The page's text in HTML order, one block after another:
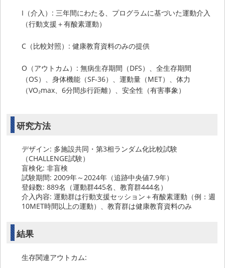
I（介入）: 三年間にわたる、プログラムに基づいた運動介入
（行動支援＋有酸素運動）
C（比較対照）: 健康教育資料のみの提供
O（アウトカム）: 無病生存期間（DFS）、全生存期間
（OS）、身体機能（SF-36）、運動量（MET）、体力
（VO₂max、6分間歩行距離）、安全性（有害事象）
研究方法
デザイン: 多施設共同・第3相ランダム化比較試験
（CHALLENGE試験）
盲検化: 非盲検
試験期間: 2009年～2024年（追跡中央値7.9年）
登録数: 889名（運動群445名、教育群444名）
介入内容: 運動群は行動支援セッション＋有酸素運動（例：週
10MET時間以上の運動）、教育群は健康教育資料のみ
結果
生存関連アウトカム: